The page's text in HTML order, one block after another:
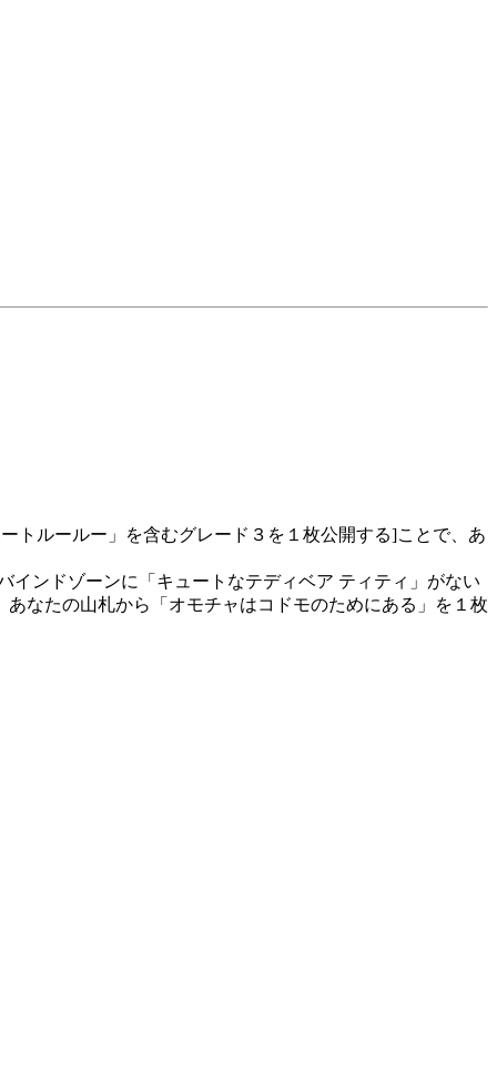
トルールー」を含むグレード３を１枚公開する]ことで、あ
ンドゾーンに「キュートなテディベア ティティ」がない
なたの山札から「オモチャはコドモのためにある」を１枚